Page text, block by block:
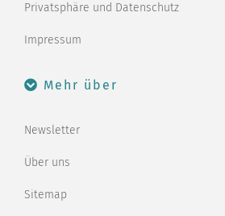
Privatsphäre und Datenschutz
Impressum
Mehr über
Newsletter
Über uns
Sitemap